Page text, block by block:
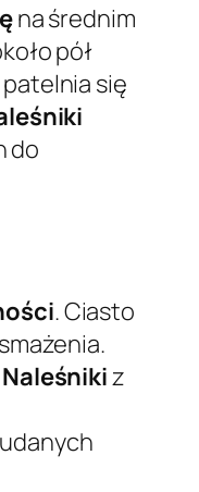
na średnim
pół
się
do
. Ciasto
Naleśnikiz